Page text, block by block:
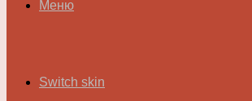
Меню
Switch skin